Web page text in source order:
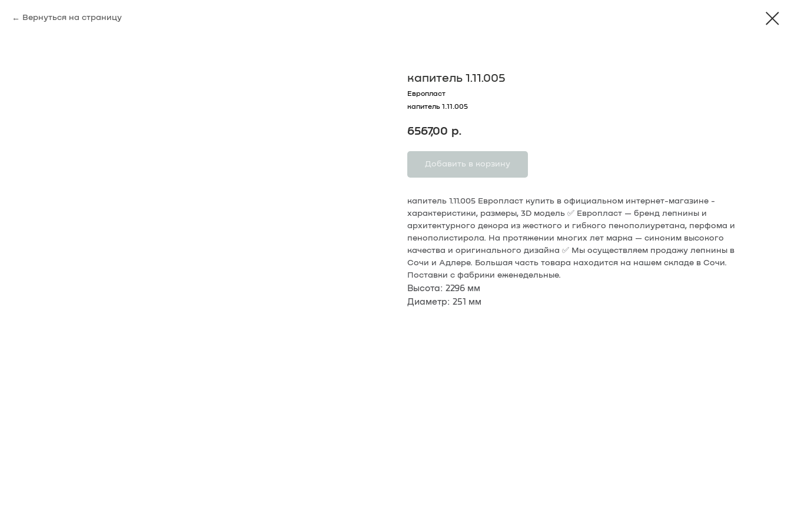
Вернуться на страницу
капитель 1.11.005
Европласт
капитель 1.11.005
6567,00 р.
Добавить в корзину
капитель 1.11.005 Европласт купить в официальном интернет-магазине -
характеристики, размеры, 3D модель ✅ Европласт — бренд лепнины и
архитектурного декора из жесткого и гибкого пенополиуретана, перфома и
пенополистирола. На протяжении многих лет марка — cиноним высокого
качества и оригинального дизайна ✅ Мы осуществляем продажу лепнины в
Сочи и Адлере. Большая часть товара находится на нашем складе в Сочи.
Поставки с фабрики еженедельные.
Высота: 2296 мм
Диаметр: 251 мм